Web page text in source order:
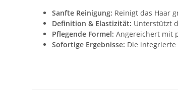
Sanfte Reinigung: Reinigt das Haar
Definition & Elastizität: Unterstützt
Pflegende Formel: Angereichert mit
Sofortige Ergebnisse: Die integrierte